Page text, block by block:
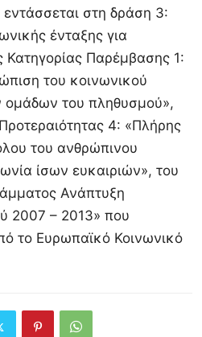
στη δράση 3:
ένταξης για
Κατηγορίας Παρέμβασης 1:
του κοινωνικού
ομάδων του πληθυσμού»,
4: «Πλήρης
του ανθρώπινου
ίσων ευκαιριών», του
Ανάπτυξη
2007 – 2013» που
το Ευρωπαϊκό Κοινωνικό